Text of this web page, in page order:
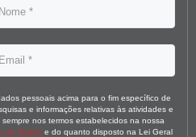
pessoais acima para o fim específico de
e informações relativas às atividades e
nos termos estabelecidos na nossa
de Dados e do quanto disposto na Lei Geral